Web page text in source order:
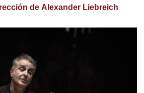
de Alexander Liebreich